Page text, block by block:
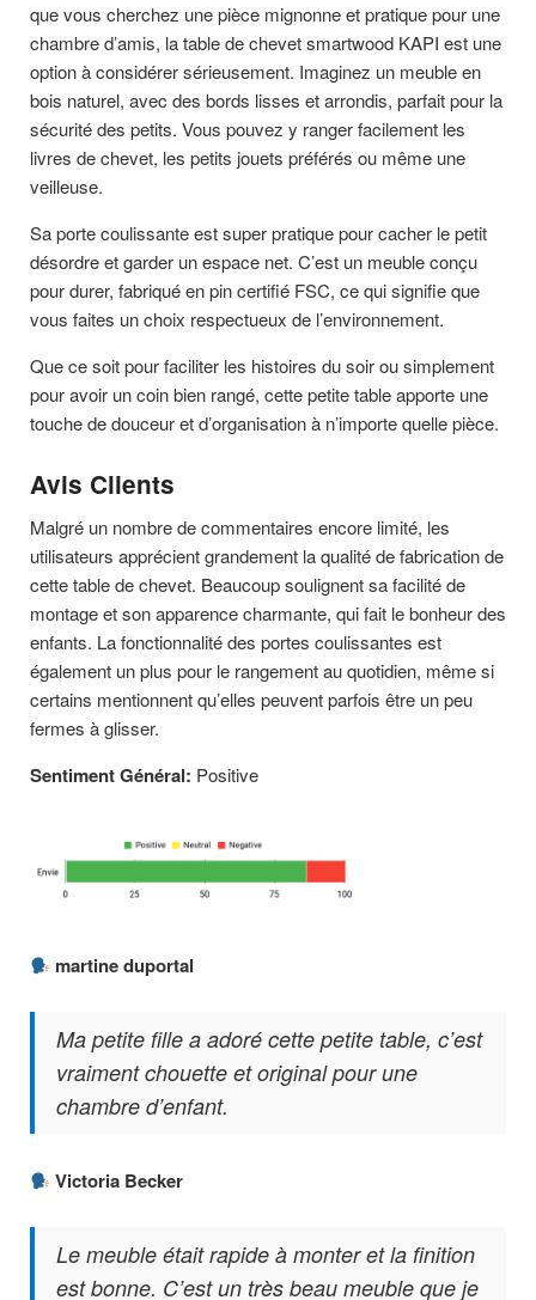
que vous cherchez une pièce mignonne et pratique pour une
chambre d’amis, la table de chevet smartwood KAPI est une
option à considérer sérieusement. Imaginez un meuble en
bois naturel, avec des bords lisses et arrondis, parfait pour la
sécurité des petits. Vous pouvez y ranger facilement les
livres de chevet, les petits jouets préférés ou même une
veilleuse.
Sa porte coulissante est super pratique pour cacher le petit
désordre et garder un espace net. C’est un meuble conçu
pour durer, fabriqué en pin certifié FSC, ce qui signifie que
vous faites un choix respectueux de l’environnement.
Que ce soit pour faciliter les histoires du soir ou simplement
pour avoir un coin bien rangé, cette petite table apporte une
touche de douceur et d’organisation à n’importe quelle pièce.
Avis Clients
Malgré un nombre de commentaires encore limité, les
utilisateurs apprécient grandement la qualité de fabrication de
cette table de chevet. Beaucoup soulignent sa facilité de
montage et son apparence charmante, qui fait le bonheur des
enfants. La fonctionnalité des portes coulissantes est
également un plus pour le rangement au quotidien, même si
certains mentionnent qu’elles peuvent parfois être un peu
fermes à glisser.
Sentiment Général: Positive
martine duportal
Ma petite fille a adoré cette petite table, c’est
vraiment chouette et original pour une
chambre d’enfant.
Victoria Becker
Le meuble était rapide à monter et la finition
est bonne. C’est un très beau meuble que je